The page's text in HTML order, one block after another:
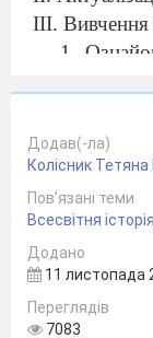
ІІІ.
ІV.
V.Підсумок
VI .Домашнє
Додав(-ла)
Колісник Тетяна
Пов’язані теми
Всесвітня історія
Додано
11 листопада
Переглядів
7083